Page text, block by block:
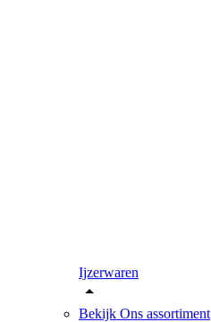
Ijzerwaren
Bekijk Ons assortiment